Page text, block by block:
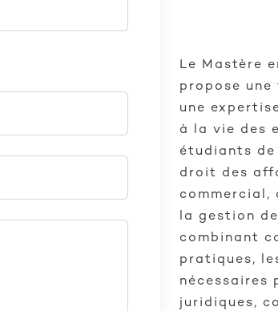
Le Mastère
propose
une
à la vie des
étudiants
droit des
la gestion
combinant
pratiques,
nécessaires
juridiques,